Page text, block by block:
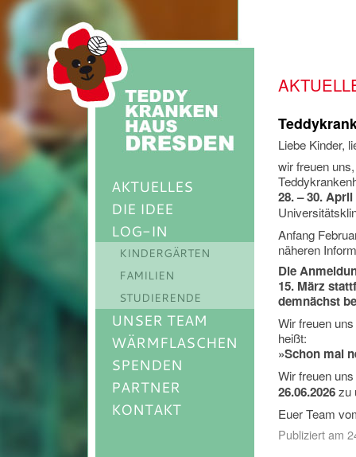
AKTUELLES
DIE IDEE
LOG-IN
KINDERGÄRTEN
FAMILIEN
STUDIERENDE
UNSER TEAM
WÄRMFLASCHEN
SPENDEN
PARTNER
KONTAKT
Liebe Kinder,
wir freuen
28. – 30. April
Anfang
näheren
Die
15. März
demnächst
Wir freuen
heißt:
»Schon mal
Wir freuen
26.06.2026zu
Euer Team
Publiziert am